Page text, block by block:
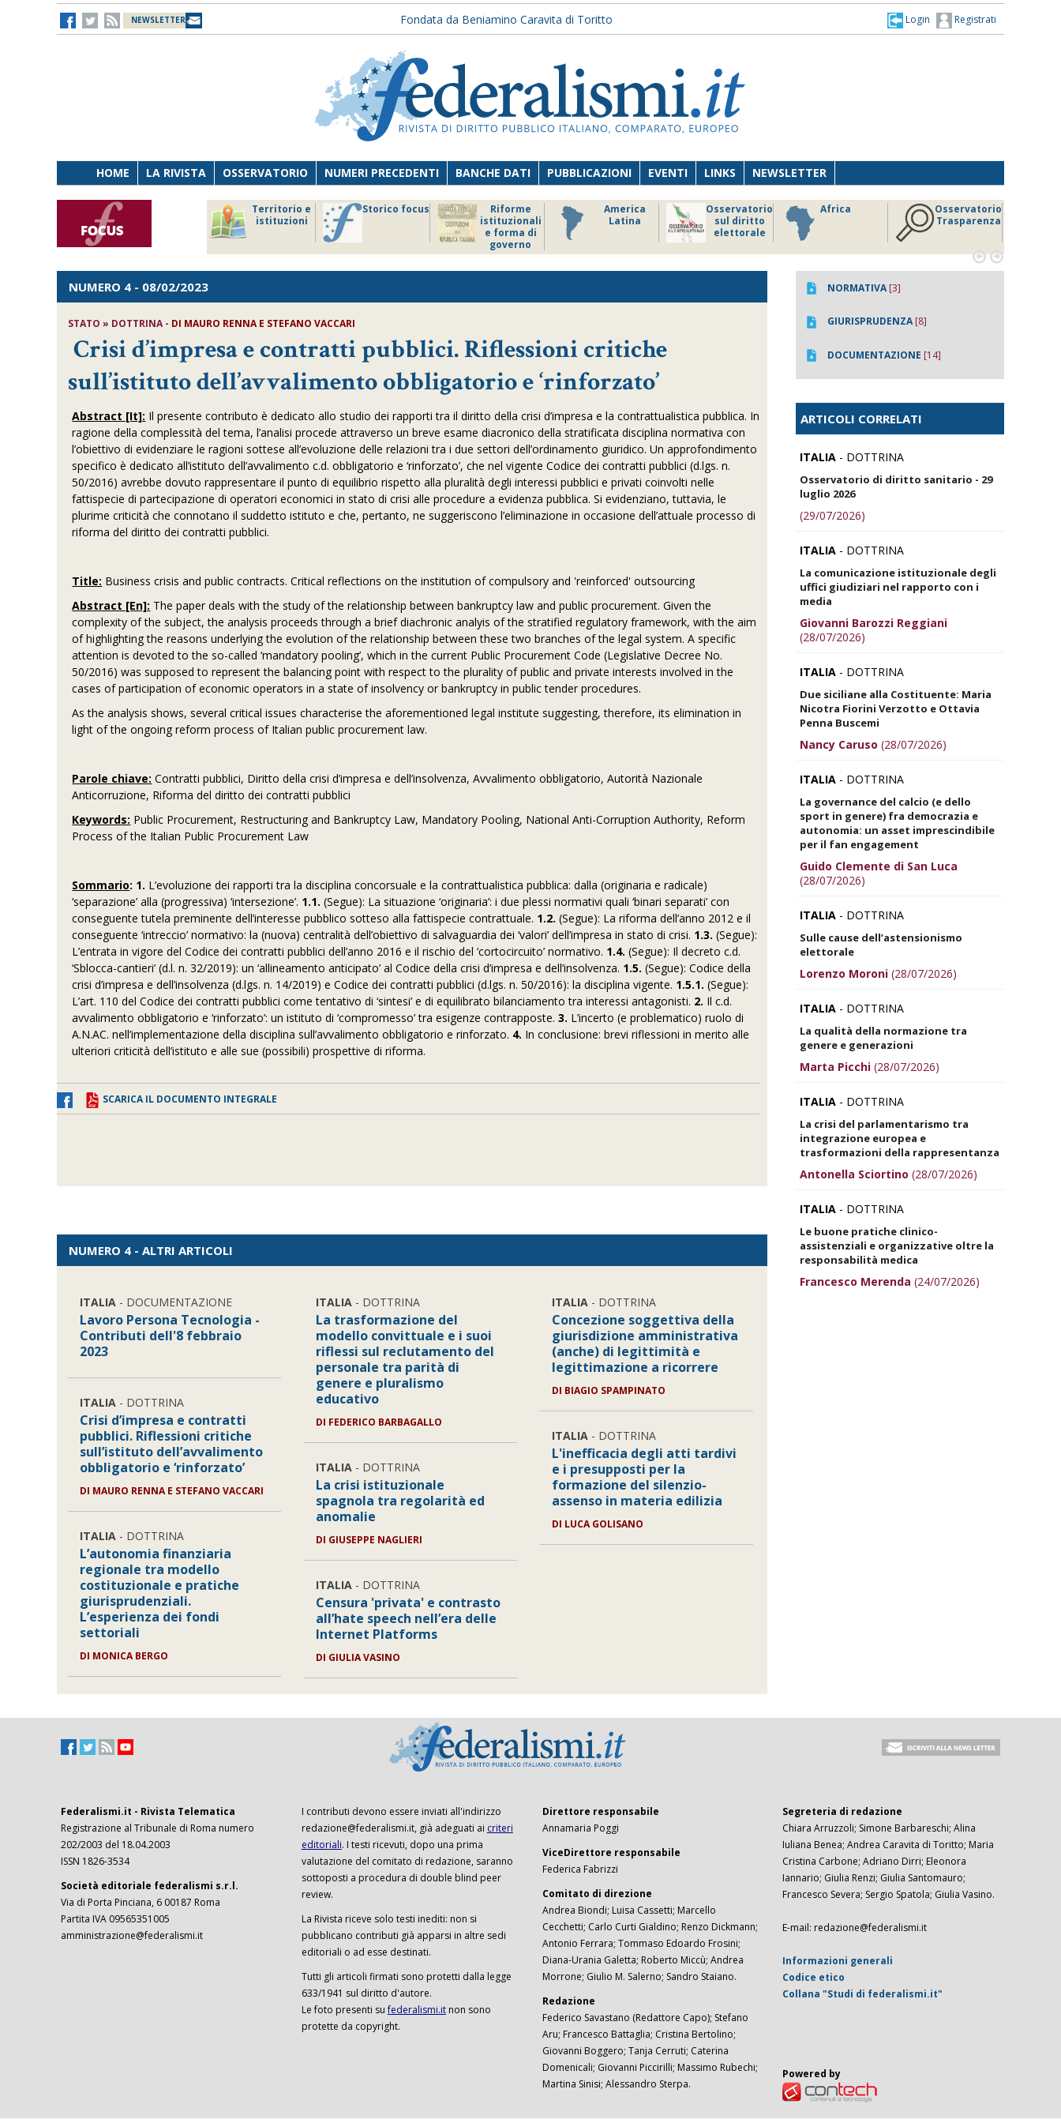
NEWSLETTER Fondata da Beniamino Caravita di Toritto Registrati
Login
HOME LA RIVISTA OSSERVATORIO NUMERI PRECEDENTI BANCHE DATI PUBBLICAZIONI EVENTI LINKS NEWSLETTER
Territorio e
istituzioni
Storico focus
Riforme
istituzionali
e forma di
governo
America
Latina
Osservatorio
sul diritto
elettorale
Africa
Osservatorio
Trasparenza
 
NUMERO 4 - 08/02/2023
STATO » DOTTRINA - DI MAURO RENNA E STEFANO VACCARI
Crisi d’impresa e contratti pubblici. Riflessioni critiche
sull’istituto dell’avvalimento obbligatorio e ‘rinforzato’
Abstract [It]: Il presente contributo è dedicato allo studio dei rapporti tra il diritto della crisi d’impresa e la contrattualistica pubblica. In
ragione della complessità del tema, l’analisi procede attraverso un breve esame diacronico della stratificata disciplina normativa con
l’obiettivo di evidenziare le ragioni sottese all’evoluzione delle relazioni tra i due settori dell’ordinamento giuridico. Un approfondimento
specifico è dedicato all’istituto dell’avvalimento c.d. obbligatorio e ‘rinforzato’, che nel vigente Codice dei contratti pubblici (d.lgs. n.
50/2016) avrebbe dovuto rappresentare il punto di equilibrio rispetto alla pluralità degli interessi pubblici e privati coinvolti nelle
fattispecie di partecipazione di operatori economici in stato di crisi alle procedure a evidenza pubblica. Si evidenziano, tuttavia, le
plurime criticità che connotano il suddetto istituto e che, pertanto, ne suggeriscono l’eliminazione in occasione dell’attuale processo di
riforma del diritto dei contratti pubblici.
Title: Business crisis and public contracts. Critical reflections on the institution of compulsory and 'reinforced' outsourcing
Abstract [En]: The paper deals with the study of the relationship between bankruptcy law and public procurement. Given the
complexity of the subject, the analysis proceeds through a brief diachronic analyis of the stratified regulatory framework, with the aim
of highlighting the reasons underlying the evolution of the relationship between these two branches of the legal system. A specific
attention is devoted to the so-called ‘mandatory pooling’, which in the current Public Procurement Code (Legislative Decree No.
50/2016) was supposed to represent the balancing point with respect to the plurality of public and private interests involved in the
cases of participation of economic operators in a state of insolvency or bankruptcy in public tender procedures.
As the analysis shows, several critical issues characterise the aforementioned legal institute suggesting, therefore, its elimination in
light of the ongoing reform process of Italian public procurement law.
Parole chiave: Contratti pubblici, Diritto della crisi d’impresa e dell’insolvenza, Avvalimento obbligatorio, Autorità Nazionale
Anticorruzione, Riforma del diritto dei contratti pubblici
Keywords: Public Procurement, Restructuring and Bankruptcy Law, Mandatory Pooling, National Anti-Corruption Authority, Reform
Process of the Italian Public Procurement Law
Sommario: 1. L’evoluzione dei rapporti tra la disciplina concorsuale e la contrattualistica pubblica: dalla (originaria e radicale)
‘separazione’ alla (progressiva) ‘intersezione’. 1.1. (Segue): La situazione ‘originaria’: i due plessi normativi quali ‘binari separati’ con
conseguente tutela preminente dell’interesse pubblico sotteso alla fattispecie contrattuale. 1.2. (Segue): La riforma dell’anno 2012 e il
conseguente ‘intreccio’ normativo: la (nuova) centralità dell’obiettivo di salvaguardia dei ‘valori’ dell’impresa in stato di crisi. 1.3. (Segue):
L’entrata in vigore del Codice dei contratti pubblici dell’anno 2016 e il rischio del ‘cortocircuito’ normativo. 1.4. (Segue): Il decreto c.d.
‘Sblocca-cantieri’ (d.l. n. 32/2019): un ‘allineamento anticipato’ al Codice della crisi d’impresa e dell’insolvenza. 1.5. (Segue): Codice della
crisi d’impresa e dell’insolvenza (d.lgs. n. 14/2019) e Codice dei contratti pubblici (d.lgs. n. 50/2016): la disciplina vigente. 1.5.1. (Segue):
L’art. 110 del Codice dei contratti pubblici come tentativo di ‘sintesi’ e di equilibrato bilanciamento tra interessi antagonisti. 2. Il c.d.
avvalimento obbligatorio e ‘rinforzato’: un istituto di ‘compromesso’ tra esigenze contrapposte.3. L’incerto (e problematico) ruolo di
A.N.AC. nell’implementazione della disciplina sull’avvalimento obbligatorio e rinforzato. 4. In conclusione: brevi riflessioni in merito alle
ulteriori criticità dell’istituto e alle sue (possibili) prospettive di riforma.
SCARICA IL DOCUMENTO INTEGRALE
NUMERO 4 - ALTRI ARTICOLI
ITALIA - DOCUMENTAZIONE
Lavoro Persona Tecnologia -
Contributi dell'8 febbraio
2023
ITALIA - DOTTRINA
Crisi d’impresa e contratti
pubblici. Riflessioni critiche
sull’istituto dell’avvalimento
obbligatorio e ‘rinforzato’
DI MAURO RENNA E STEFANO VACCARI
ITALIA - DOTTRINA
L’autonomia finanziaria
regionale tra modello
costituzionale e pratiche
giurisprudenziali.
L’esperienza dei fondi
settoriali
DI MONICA BERGO
ITALIA - DOTTRINA
La trasformazione del
modello convittuale e i suoi
riflessi sul reclutamento del
personale tra parità di
genere e pluralismo
educativo
DI FEDERICO BARBAGALLO
ITALIA - DOTTRINA
La crisi istituzionale
spagnola tra regolarità ed
anomalie
DI GIUSEPPE NAGLIERI
ITALIA - DOTTRINA
Censura 'privata' e contrasto
all’hate speech nell’era delle
Internet Platforms
DI GIULIA VASINO
ITALIA- DOTTRINA
Concezione soggettiva della
giurisdizione amministrativa
(anche) di legittimità e
legittimazione a ricorrere
DI BIAGIO SPAMPINATO
ITALIA- DOTTRINA
L'inefficacia degli atti tardivi
e i presupposti per la
formazione del silenzio-
assenso in materia edilizia
DI LUCA GOLISANO
NORMATIVA[3]
GIURISPRUDENZA[8]
DOCUMENTAZIONE [14]
ARTICOLI CORRELATI
ITALIA - DOTTRINA
Osservatorio di diritto sanitario - 29
luglio 2026
(29/07/2026)
ITALIA - DOTTRINA
La comunicazione istituzionale degli
uffici giudiziari nel rapporto con i
media
Giovanni Barozzi Reggiani
(28/07/2026)
ITALIA - DOTTRINA
Due siciliane alla Costituente: Maria
Nicotra Fiorini Verzotto e Ottavia
Penna Buscemi
Nancy Caruso (28/07/2026)
ITALIA - DOTTRINA
La governance del calcio (e dello
sport in genere) fra democrazia e
autonomia: un asset imprescindibile
per il fan engagement
Guido Clemente di San Luca
(28/07/2026)
ITALIA - DOTTRINA
Sulle cause dell’astensionismo
elettorale
Lorenzo Moroni (28/07/2026)
ITALIA - DOTTRINA
La qualità della normazione tra
genere e generazioni
Marta Picchi (28/07/2026)
ITALIA - DOTTRINA
La crisi del parlamentarismo tra
integrazione europea e
trasformazioni della rappresentanza
Antonella Sciortino (28/07/2026)
ITALIA - DOTTRINA
Le buone pratiche clinico-
assistenziali e organizzative oltre la
responsabilità medica
Francesco Merenda (24/07/2026)
Federalismi.it - Rivista Telematica
Registrazione al Tribunale di Roma numero
202/2003 del 18.04.2003
ISSN 1826-3534
Società editoriale federalismi s.r.l.
Via di Porta Pinciana, 6 00187 Roma
Partita IVA 09565351005
amministrazione@federalismi.it
I contributi devono essere inviati all'indirizzo
redazione@federalismi.it, già adeguati ai criteri
editoriali. I testi ricevuti, dopo una prima
valutazione del comitato di redazione, saranno
sottoposti a procedura di double blind peer
review.
La Rivista riceve solo testi inediti: non si
pubblicano contributi già apparsi in altre sedi
editoriali o ad esse destinati.
Tutti gli articoli firmati sono protetti dalla legge
633/1941 sul diritto d'autore.
Le foto presenti sufederalismi.itnon sono
protette da copyright.
Direttore responsabile
Annamaria Poggi
ViceDirettore responsabile
Federica Fabrizzi
Comitato di direzione
Andrea Biondi; Luisa Cassetti; Marcello
Cecchetti; Carlo Curti Gialdino; Renzo Dickmann;
Antonio Ferrara; Tommaso Edoardo Frosini;
Diana-Urania Galetta; Roberto Miccù; Andrea
Morrone; Giulio M. Salerno; Sandro Staiano.
Redazione
Federico Savastano (Redattore Capo); Stefano
Aru; Francesco Battaglia; Cristina Bertolino;
Giovanni Boggero; Tanja Cerruti; Caterina
Domenicali; Giovanni Piccirilli; Massimo Rubechi;
Martina Sinisi; Alessandro Sterpa.
Segreteria di redazione
Chiara Arruzzoli; Simone Barbareschi; Alina
Iuliana Benea; Andrea Caravita di Toritto; Maria
Cristina Carbone; Adriano Dirri; Eleonora
Iannario; Giulia Renzi; Giulia Santomauro;
Francesco Severa; Sergio Spatola; Giulia Vasino.
E-mail: redazione@federalismi.it
Informazioni generali
Codice etico
Collana "Studi di federalismi.it"
Powered by